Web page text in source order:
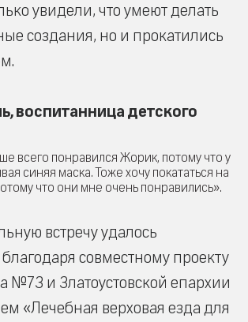
увидели, что умеют делать
создания, но и прокатились
воспитанница детского
всего понравился Жорик, потому что у
синяя маска. Тоже хочу покататься на
что они мне очень понравились».
встречу удалось
совместному проекту
№73 и Златоустовской епархии
«Лечебная верховая езда для